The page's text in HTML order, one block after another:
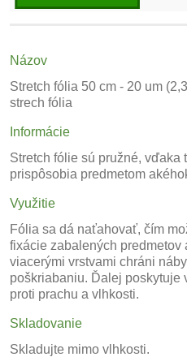
Názov
Stretch fólia 50 cm - 20 um
strech fólia
Informácie
Stretch fólie sú pružné, vďaka
prispôsobia predmetom
Využitie
Fólia sa dá naťahovať, čím
fixácie zabalených predmetov
viacerými vrstvami chráni
poškriabaniu. Ďalej poskytuje
proti prachu a vlhkosti.
Skladovanie
Skladujte mimo vlhkosti.